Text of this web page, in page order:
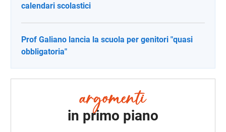
calendari scolastici
Prof Galiano lancia la scuola per genitori "quasi
obbligatoria"
in primo piano